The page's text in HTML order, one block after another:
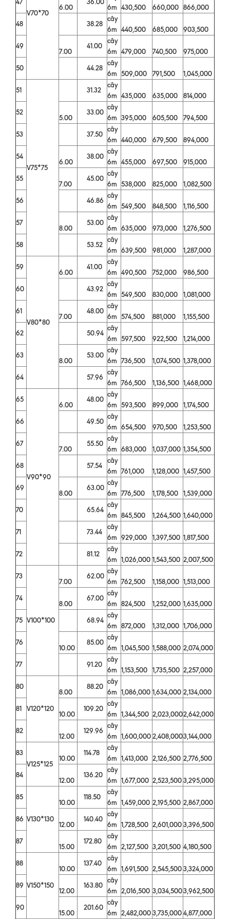
V70*70
6.00
6m 430,500 660,000 866,000
48
38.28
cây
6m 440,500 685,000
903,500
49
7.00
41.00
cây
6m 479,000 740,500
975,000
50
44.28
cây
6m 509,000 791,500
1,045,000
51
V75*75
31.32
cây
6m 435,000 635,000
814,000
52
5.00
33.00
cây
6m 395,000 605,500
794,500
53
37.50
cây
6m 440,000 679,500
894,000
54
6.00
38.00
cây
6m 455,000 697,500
915,000
55
7.00
45.00
cây
6m 538,000 825,000
1,082,500
56
46.86
cây
6m 549,500 848,500
1,116,500
57
8.00
53.00
cây
6m 635,000 973,000
1,276,500
58
53.52
cây
6m 639,500 981,000
1,287,000
59
V80*80
6.00
41.00
cây
6m 490,500 752,000
986,500
60
43.92
cây
6m 549,500 830,000
1,081,000
61
7.00
48.00
cây
6m 574,500 881,000
1,155,500
62
50.94
cây
6m 597,500 922,500
1,214,000
63
8.00
53.00
cây
6m 736,500 1,074,500 1,378,000
64
57.96
cây
6m 766,500 1,136,500 1,468,000
65
V90*90
6.00
48.00
cây
6m 593,500 899,000
1,174,500
66
49.50
cây
6m 654,500 970,500
1,253,500
67
7.00
55.50
cây
6m 683,000 1,037,000 1,354,500
68
57.54
cây
6m 761,000 1,128,000 1,457,500
69
8.00
63.00
cây
6m 776,500 1,178,500
1,539,000
70
65.64
cây
6m 845,500 1,264,500 1,640,000
71
73.44
cây
6m 929,000 1,397,500 1,817,500
72
81.12
cây
6m 1,026,000 1,543,500 2,007,500
73
V100*100
7.00
62.00
cây
6m 762,500 1,158,000 1,513,000
74
8.00
67.00
cây
6m 824,500 1,252,000 1,635,000
75
68.94
cây
6m 872,000 1,312,000 1,706,000
76
10.00
85.00
cây
6m 1,045,500 1,588,000 2,074,000
77
91.20
cây
6m 1,153,500 1,735,500 2,257,000
80
V120*120
8.00
88.20
cây
6m 1,086,000 1,634,000 2,134,000
81
10.00
109.20
cây
6m 1,344,500 2,023,0002,642,000
82
12.00
129.96
cây
6m 1,600,0002,408,0003,144,000
83
V125*125
10.00
114.78
cây
6m 1,413,000 2,126,500 2,776,500
84
12.00
136.20
cây
6m 1,677,000 2,523,5003,295,000
85
V130*130
10.00
118.50
cây
6m 1,459,000 2,195,500 2,867,000
86
12.00
140.40
cây
6m 1,728,500 2,601,0003,396,500
87
15.00
172.80
cây
6m 2,127,500 3,201,500 4,180,500
88
V150*150
10.00
137.40
cây
6m 1,691,500 2,545,5003,324,000
89
12.00
163.80
cây
6m 2,016,500 3,034,5003,962,500
90
15.00
201.60
cây
6m 2,482,0003,735,0004,877,000